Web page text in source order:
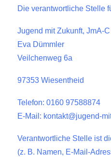
Die verantwortliche Stelle
Jugend mit Zukunft, JmA-
Eva Dümmler
Veilchenweg 6a
97353 Wiesentheid
Telefon: 0160 97588874
E-Mail: kontakt@jugend-
Verantwortliche Stelle ist
(z. B. Namen, E-Mail-